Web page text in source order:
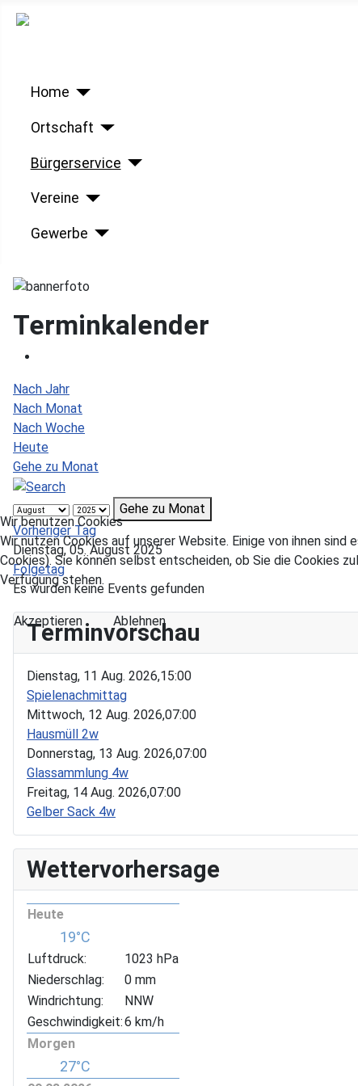
Home
Ortschaft
Bürgerservice
Vereine
Gewerbe
Terminkalender
Nach Jahr
Nach Monat
Nach Woche
Heute
Gehe zu Monat
Gehe zu Monat
Vorheriger Tag
Dienstag, 05. August 2025
Folgetag
Es wurden keine Events gefunden
Terminvorschau
Dienstag, 11 Aug. 2026,15:00
Spielenachmittag
Mittwoch, 12 Aug. 2026,07:00
Hausmüll 2w
Donnerstag, 13 Aug. 2026,07:00
Glassammlung 4w
Freitag, 14 Aug. 2026,07:00
Gelber Sack 4w
Wettervorhersage
Heute
19°C
Luftdruck:
1023 hPa
Niederschlag:
0 mm
Windrichtung:
NNW
Geschwindigkeit:6 km/h
Morgen
27°C
Wir benutzen Cookies
Wir nutzen Cookies auf unserer Website. Einige von ihnen
Cookies). Sie können selbst entscheiden, ob Sie die Cookies
Verfügung stehen.
Akzeptieren
Ablehnen